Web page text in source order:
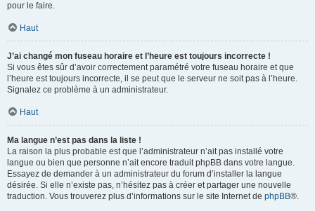
pour le faire.
Haut
J’ai changé mon fuseau horaire et l’heure est toujours incorrecte !
Si vous êtes sûr d’avoir correctement paramétré votre fuseau horaire et que
l’heure est toujours incorrecte, il se peut que le serveur ne soit pas à l’heure.
Signalez ce problème à un administrateur.
Haut
Ma langue n’est pas dans la liste !
La raison la plus probable est que l’administrateur n’ait pas installé votre
langue ou bien que personne n’ait encore traduit phpBB dans votre langue.
Essayez de demander à un administrateur du forum d’installer la langue
désirée. Si elle n’existe pas, n’hésitez pas à créer et partager une nouvelle
traduction. Vous trouverez plus d’informations sur le site Internet de phpBB®.